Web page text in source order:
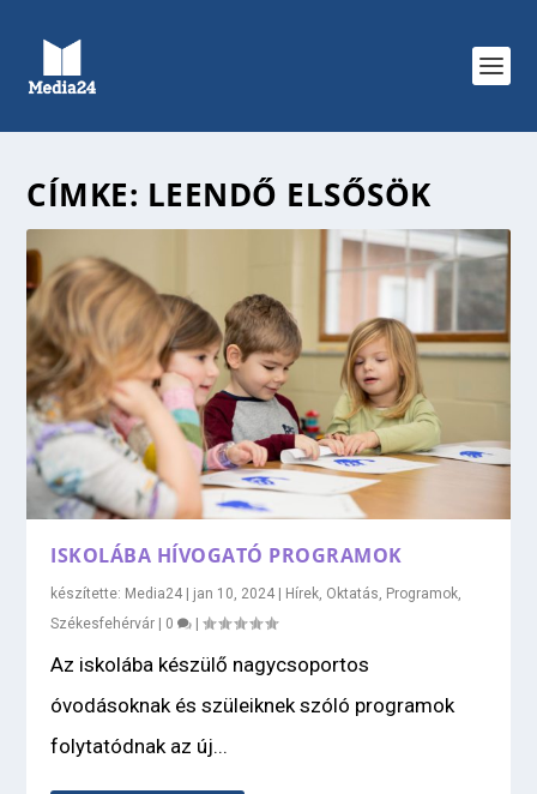
CÍMKE: LEENDŐ ELSŐSÖK
ISKOLÁBA HÍVOGATÓ PROGRAMOK
készítette: Media24 | jan 10, 2024 | Hírek Oktatás Programok
Székesfehérvár | 0 |
Az iskolába készülő nagycsoportos
óvodásoknak és szüleiknek szóló programok
folytatódnak az új...